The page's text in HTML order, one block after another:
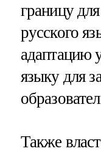
границу
русского
адаптацию
языку для
Также